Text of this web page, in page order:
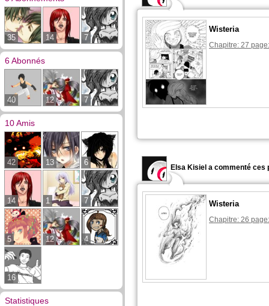
35 14 7
6 Abonnés
40 12 7
10 Amis
42 13 6
14 1 7
5 12 4
16
Statistiques
Wisteria
Chapitre: 27
Elsa Kisiel a commenté ces
Wisteria
Chapitre: 26